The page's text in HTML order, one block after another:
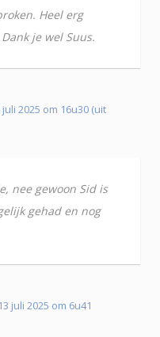
Heel erg
je wel Suus.
2025 om 16u30 (uit
nee gewoon Sid is
gehad en nog
juli 2025 om 6u41